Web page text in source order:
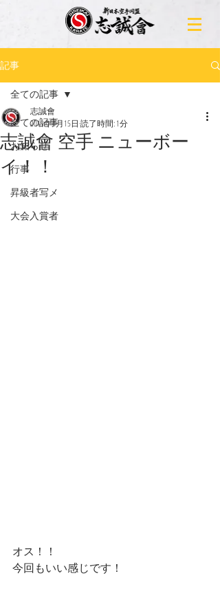
記事
全ての記事
お知らせ
行事
昇級者写メ
大会入賞者
全ての記事
志誠會 空手 ニューボー
イ！！
志誠會
2019年4月15日 読了時間: 1分
オス！！
今回もいい感じです！